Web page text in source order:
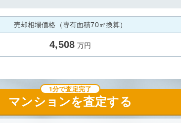
売却相場価格（専有面積70㎡換算）
4,508 万円
マンションを査定する
1分で査定完了